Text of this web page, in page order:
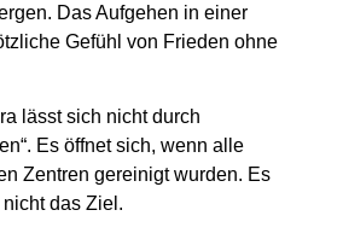
Das Aufgehen in einer
Gefühl von Frieden ohne
lässt sich nicht durch
Es öffnet sich, wenn alle
Zentren gereinigt wurden. Es
das Ziel.